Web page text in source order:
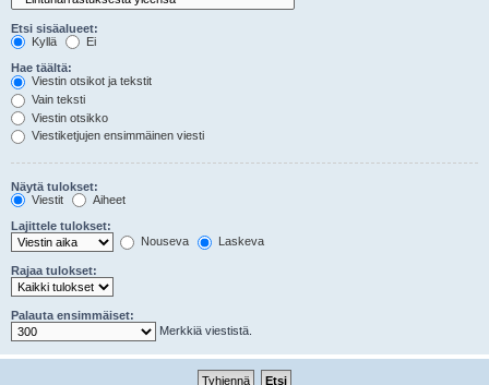
Etsi sisäalueet:
Kyllä
Ei
Hae täältä:
Viestin otsikot ja tekstit
Vain teksti
Viestin otsikko
Viestiketjujen ensimmäinen viesti
Näytä tulokset:
Viestit
Aiheet
Lajittele tulokset:
Nouseva
Laskeva
Rajaa tulokset:
Palauta ensimmäiset:
Merkkiä viestistä.